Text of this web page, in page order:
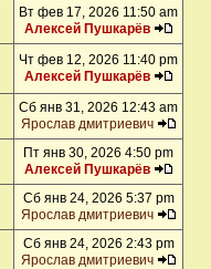
Вт фев 17, 2026 11:50 am
Алексей Пушкарёв
Чт фев 12, 2026 11:40 pm
Алексей Пушкарёв
Сб янв 31, 2026 12:43 am
Ярослав дмитриевич
Пт янв 30, 2026 4:50 pm
Алексей Пушкарёв
Сб янв 24, 2026 5:37 pm
Ярослав дмитриевич
Сб янв 24, 2026 2:43 pm
Ярослав дмитриевич